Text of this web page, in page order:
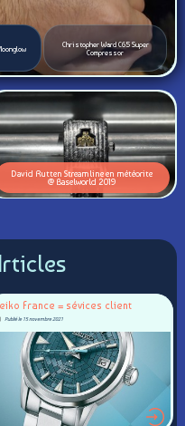
Christopher Ward C65 Super
Compressor
David Rutten Streamline en météorite
@ Baselworld 2019
France = sévices client
Publié le 15 novembre 2021